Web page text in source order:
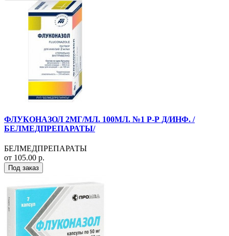
ФЛУКОНАЗОЛ 2МГ/МЛ. 100МЛ. №1 Р-Р Д/ИНФ. /
БЕЛМЕДПРЕПАРАТЫ/
БЕЛМЕДПРЕПАРАТЫ
от 105.00 р.
Под заказ